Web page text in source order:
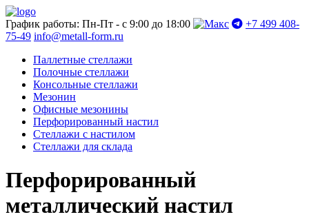
График работы: Пн-Пт - с 9:00 до 18:00
+7 499 408-
75-49 info@metall-form.ru
Паллетные стеллажи
Полочные стеллажи
Консольные стеллажи
Мезонин
Офисные мезонины
Перфорированный настил
Стеллажи с настилом
Стеллажи для склада
Перфорированный
металлический настил